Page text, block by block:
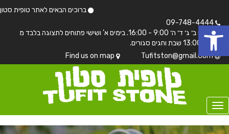
ברוכים הבאים לאתר טופית סטון
בימים ב׳ ג׳ ד׳ ה׳ 9:00 - 16:00. בימים א' ושישי פתוחים לתצוגה בלבד מ
7:00 - 13:00 שבת וחגים סגורים.
Tufitston@gmail.Com